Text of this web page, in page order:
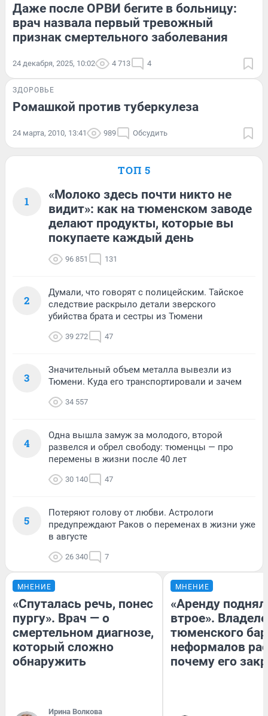
Даже после ОРВИ бегите в больницу:
врач назвала первый тревожный
признак смертельного заболевания
24 декабря, 2025, 10:02 4 713 4
ЗДОРОВЬЕ
Ромашкой против туберкулеза
24 марта, 2010, 13:41 989 Обсудить
ТОП 5
1
«Молоко здесь почти никто не
видит»: как на тюменском заводе
делают продукты, которые вы
покупаете каждый день
96 851 131
2
Думали, что говорят с полицейским. Тайское
следствие раскрыло детали зверского
убийства брата и сестры из Тюмени
39 272 47
3
Значительный объем металла вывезли из
Тюмени. Куда его транспортировали и зачем
34 557
4
Одна вышла замуж за молодого, второй
развелся и обрел свободу: тюменцы — про
перемены в жизни после 40 лет
30 140 47
5
Потеряют голову от любви. Астрологи
предупреждают Раков о переменах в жизни уже
в августе
26 340 7
МНЕНИЕ
«Спуталась речь, понес
пургу». Врач — о
смертельном диагнозе,
который сложно
обнаружить
Ирина Волкова
МНЕНИЕ
«Аренду
втрое».
тюменского
неформалов
почему его